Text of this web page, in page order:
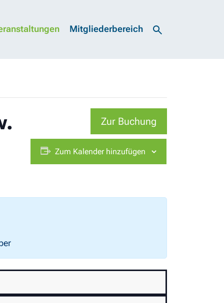
Mitgliederbereich
Zur Buchung
Zum Kalender hinzufügen